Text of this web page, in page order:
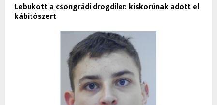
Lebukott a csongrádi drogdíler: kiskorúnak adott el
kábítószert